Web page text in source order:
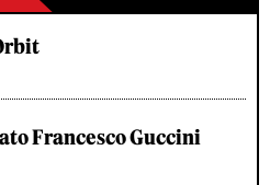
Francesco Guccini